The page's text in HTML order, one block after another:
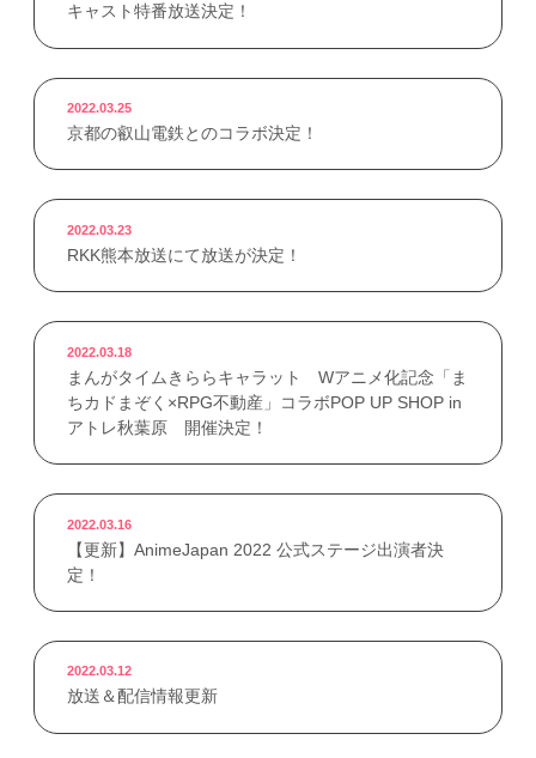
キャスト特番放送決定！
2022.03.25
京都の叡山電鉄とのコラボ決定！
2022.03.23
RKK熊本放送にて放送が決定！
2022.03.18
まんがタイムきららキャラット Wアニメ化記念「ま
ちカドまぞく×RPG不動産」コラボPOP UP SHOP in
アトレ秋葉原 開催決定！
2022.03.16
【更新】AnimeJapan 2022 公式ステージ出演者決
定！
2022.03.12
放送＆配信情報更新